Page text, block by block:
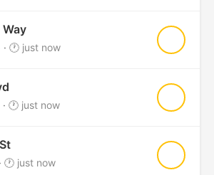
Way
· 🕐 just now
· 🕐 just now
· 🕐 just now